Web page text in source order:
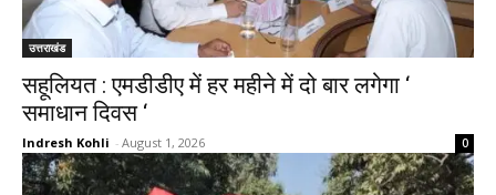
उत्तराखंड
सहूलियत : एमडीडीए में हर महीने में दो बार लगेगा ‘
समाधान दिवस ‘
Indresh Kohli - August 1, 2026 0